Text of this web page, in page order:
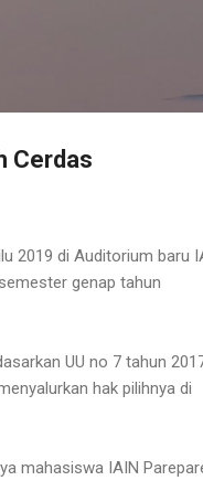
Cerdas
2019 di Auditorium baru
genap tahun
UU no 7 tahun
hak pilihnya di
mahasiswa IAIN